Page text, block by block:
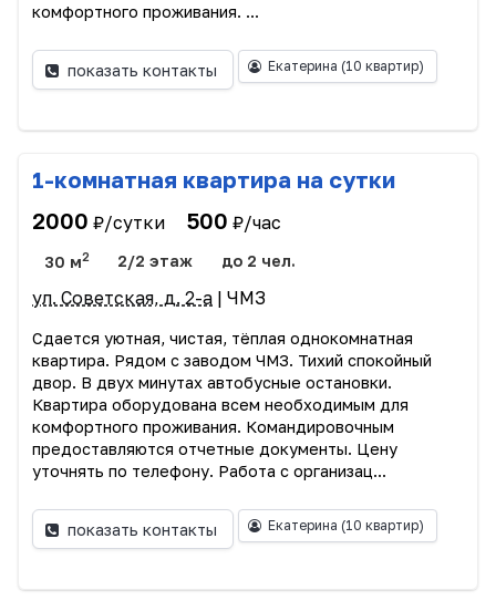
комфортного проживания. ...
показать контакты Екатерина (10 квартир)
1-комнатная квартира на сутки
2000 ₽/сутки 500 ₽/час
30 м2 2/2 этаж до 2 чел.
ул. Советская, д. 2-а | ЧМЗ
Сдается уютная, чистая, тёплая однокомнатная
квартира. Рядом с заводом ЧМЗ. Тихий спокойный
двор. В двух минутах автобусные остановки.
Квартира оборудована всем необходимым для
комфортного проживания. Командировочным
предоставляются отчетные документы. Цену
уточнять по телефону. Работа с организац...
показать контакты Екатерина (10 квартир)